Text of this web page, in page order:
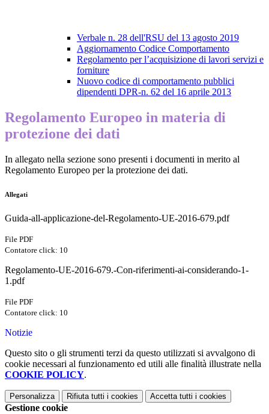
Verbale n. 28 dell'RSU del 13 agosto 2019
Aggiornamento Codice Comportamento
Regolamento per l’acquisizione di lavori servizi e
forniture
Nuovo codice di comportamento pubblici
dipendenti DPR-n. 62 del 16 aprile 2013
Regolamento Europeo in materia di
protezione dei dati
In allegato nella sezione sono presenti i documenti in merito al
Regolamento Europeo per la protezione dei dati.
Allegati
Guida-all-applicazione-del-Regolamento-UE-2016-679.pdf
File PDF
Contatore click: 10
Regolamento-UE-2016-679.-Con-riferimenti-ai-considerando-1-
1.pdf
File PDF
Contatore click: 10
Notizie
Questo sito o gli strumenti terzi da questo utilizzati si avvalgono di
cookie necessari al funzionamento ed utili alle finalità illustrate nella
COOKIE POLICY.
Personalizza Rifiuta tutti i cookies Accetta tutti i cookies
Gestione cookie